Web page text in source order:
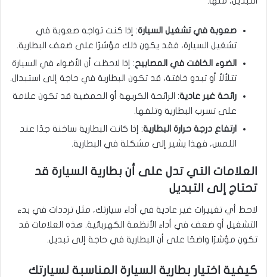
صعوبة في تشغيل السيارة: إذا كنت تواجه صعوبة في
تشغيل السيارة، فقد يكون ذلك مؤشرًا على ضعف البطارية.
الضوء الخافت في المصابيح: إذا لاحظت أن الأضواء في السيارة
تتلألأ أو تبدو خافتة، قد تكون البطارية في حاجة إلى استبدال.
رائحة غير عادية: الرائحة الكريهة أو الحمضية قد تكون علامة
على تسرب البطارية وتلفها.
ارتفاع درجة حرارة البطارية: إذا كانت البطارية ساخنة جدًا عند
اللمس، فهذا يشير إلى مشكلة في البطارية.
العلامات التي تدل على أن بطارية السيارة قد
تحتاج إلى التبديل
لاحظ أي تغييرات غير عادية في أداء سيارتك، مثل ترددات في بدء
التشغيل أو ضعف في أداء الأنظمة الكهربائية. هذه العلامات قد
تكون مؤشرًا واضحًا على أن البطارية في حاجة إلى تبديل.
كيفية اختيار بطارية السيارة المناسبة لسيارتك